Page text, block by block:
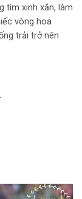
tím xinh xắn, làm
vòng hoa
trải trở nên